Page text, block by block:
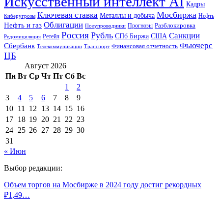
Кадры
Киберугрозы Ключевая ставка Металлы и добыча Мосбиржа Нефть
Нефть и газ Облигации Полупроводники Прогнозы Разблокировка
Редомициляция Ретейл Россия Рубль СПб Биржа США Санкции
Сбербанк Телекоммуникации Транспорт Финансовая отчетность Фьючерс
ЦБ
Август 2026
Пн Вт Ср Чт Пт Сб Вс
1
2
3
4 5 6 7 8
9
10 11 12 13 14 15 16
17 18 19 20 21 22 23
24 25 26 27 28 29 30
31
« Июн
Выбор редакции:
Объем торгов на Мосбирже в 2024 году достиг рекордных
₽1,49…